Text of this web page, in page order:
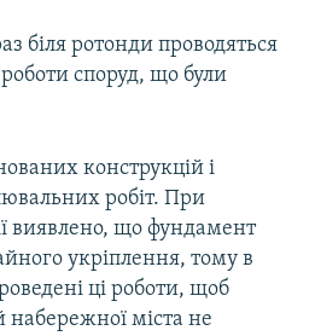
біля ротонди проводяться
споруд, що були
конструкцій і
робіт. При
виявлено, що фундамент
укріплення, тому в
ці роботи, щоб
набережної міста не